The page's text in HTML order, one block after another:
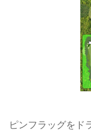
ピンフラッグをド